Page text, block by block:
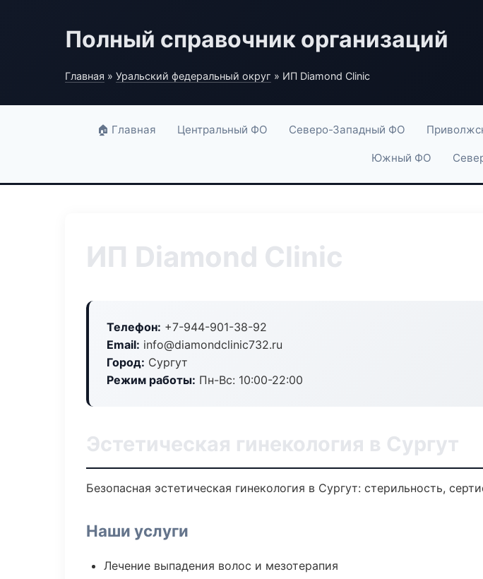
Полный справочник организаций
Главная » Уральский федеральный округ » ИП Diamond Clinic
🏠 Главная Центральный ФО Северо-Западный ФО
Южный ФО
ИП Diamond Clinic
Телефон: +7-944-901-38-92
Email: info@diamondclinic732.ru
Город: Сургут
Режим работы: Пн-Вс: 10:00-22:00
Эстетическая гинекология в Сургут
Безопасная эстетическая гинекология в Сургут: стерильность,
Наши услуги
Лечение выпадения волос и мезотерапия